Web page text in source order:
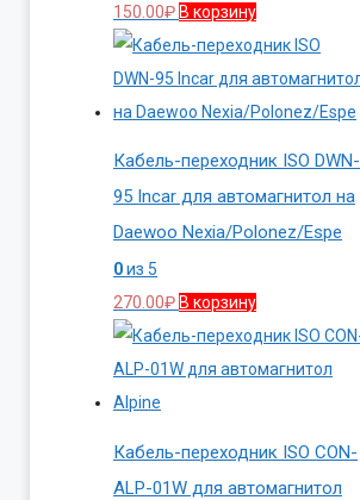
150.00₽ В корзину
Кабель-переходник ISO DWN-
95 Incar для автомагнитол на
Daewoo Nexia/Polonez/Espe
0из 5
270.00₽ В корзину
Кабель-переходник ISO CON-
ALP-01W для автомагнитол